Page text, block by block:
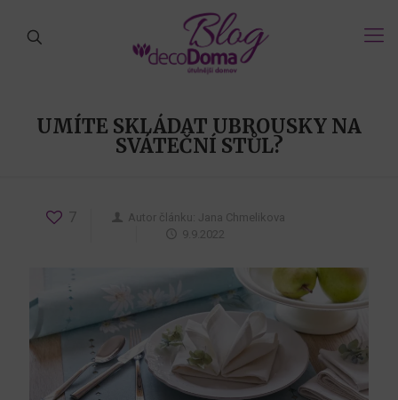
UMÍTE SKLÁDAT UBROUSKY NA
SVÁTEČNÍ STŮL?
7 Autor článku: Jana Chmelikova
9.9.2022